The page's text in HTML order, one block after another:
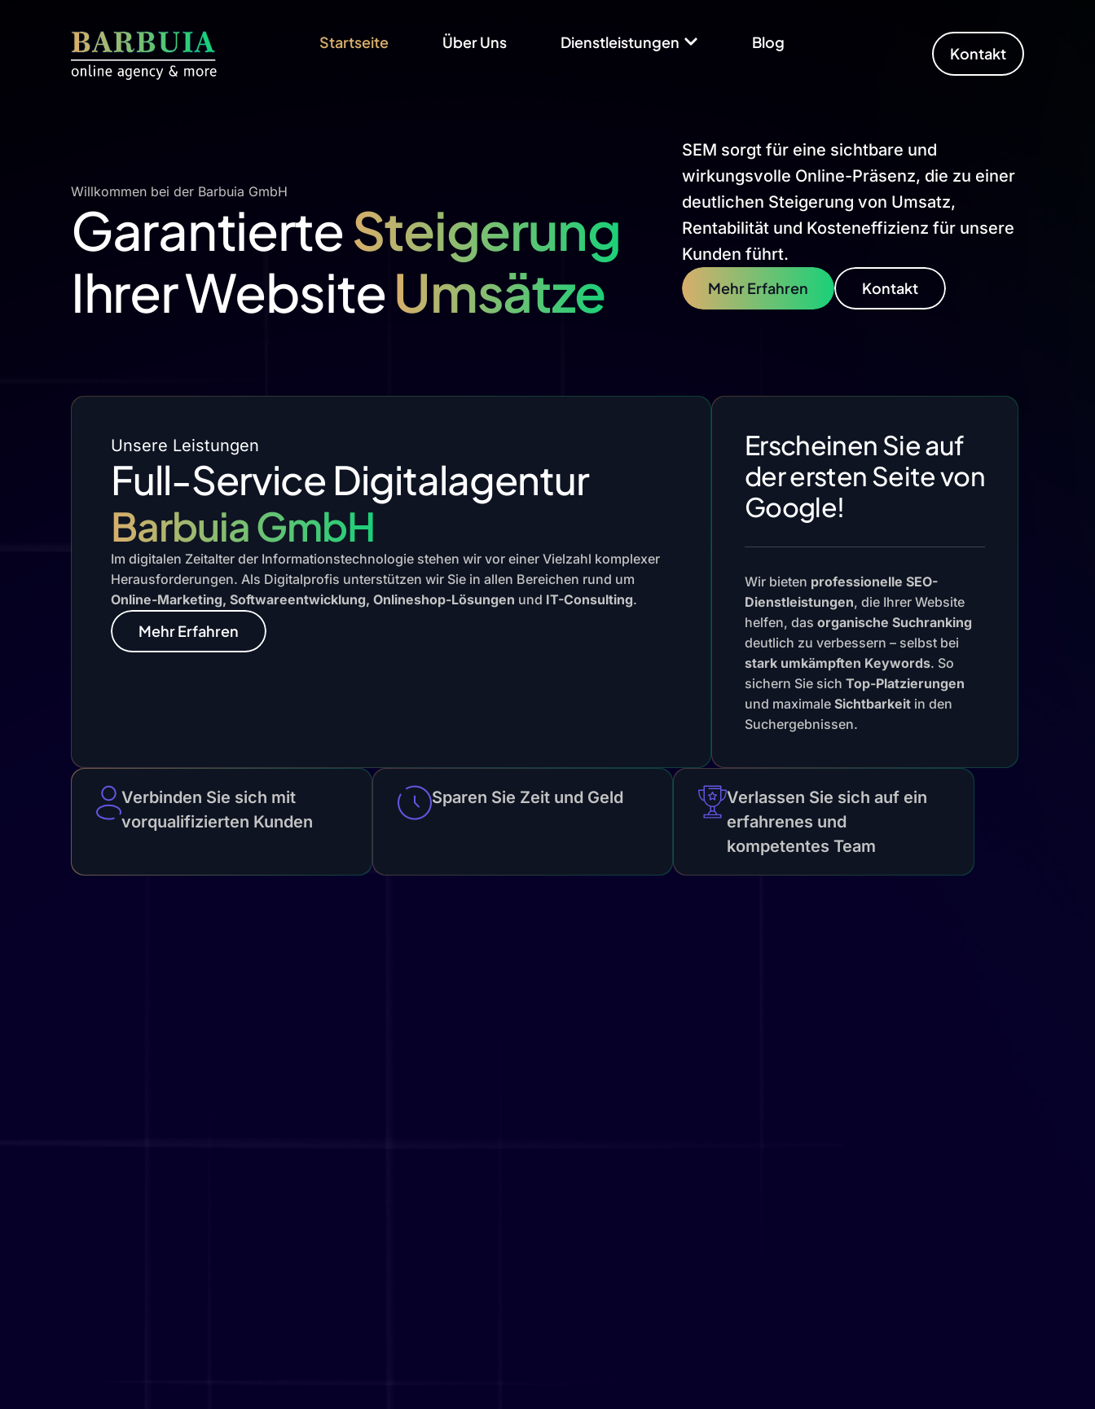
Startseite Über Uns Dienstleistungen Blog
Kontakt
Willkommen bei der Barbuia GmbH
GarantierteSteigerung
Ihrer WebsiteUmsätze
SEM sorgt für eine sichtbare und
wirkungsvolle Online-Präsenz, die zu einer
deutlichen Steigerung von Umsatz,
Rentabilität und Kosteneffizienz für unsere
Kunden führt.
Mehr Erfahren Kontakt
Unsere Leistungen
Full-Service Digitalagentur
Barbuia GmbH
Im digitalen Zeitalter der Informationstechnologie stehen wir vor einer Vielzahl komplexer
Herausforderungen. Als Digitalprofis unterstützen wir Sie in allen Bereichen rund um
Online-Marketing, Softwareentwicklung, Onlineshop-Lösungen und IT-Consulting.
Mehr Erfahren
Erscheinen Sie auf
der ersten Seite von
Google!
Wir bieten professionelle SEO-
Dienstleistungen, die Ihrer Website
helfen, das organische Suchranking
deutlich zu verbessern – selbst bei
stark umkämpften Keywords. So
sichern Sie sich Top-Platzierungen
und maximale Sichtbarkeitin den
Suchergebnissen.
Verbinden Sie sich mit
vorqualifizierten Kunden
Sparen Sie Zeit und Geld
Verlassen Sie sich auf ein
erfahrenes und
kompetentes Team